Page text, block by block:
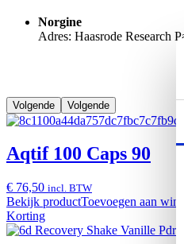
Norgine
Adres: Haasrode Research
Volgende Volgende
Aqtif 100 Caps 90
€ 76,50 incl. BTW
Bekijk productToevoegen aan
Korting